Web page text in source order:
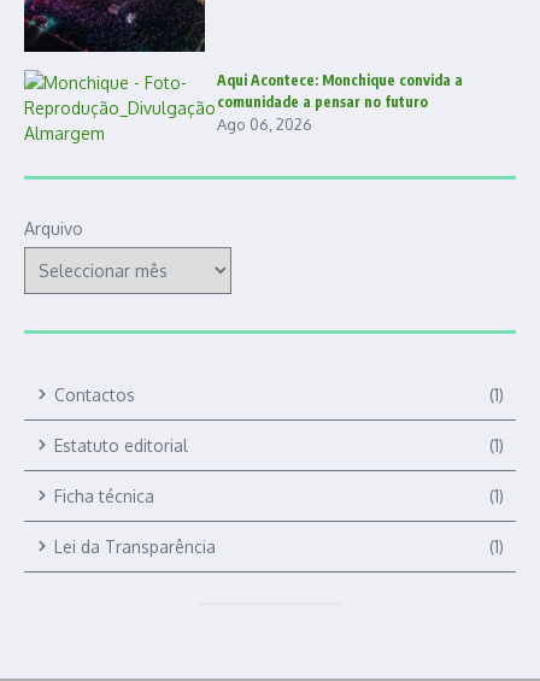
Aqui Acontece: Monchique convida a
comunidade a pensar no futuro
Ago 06, 2026
Arquivo
Contactos (1)
Estatuto editorial (1)
Ficha técnica (1)
Lei da Transparência (1)